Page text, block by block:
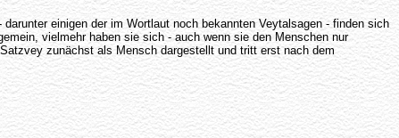
einigen der im Wortlaut noch bekannten Veytalsagen - finden sich
vielmehr haben sie sich - auch wenn sie den Menschen nur
zunächst als Mensch dargestellt und tritt erst nach dem